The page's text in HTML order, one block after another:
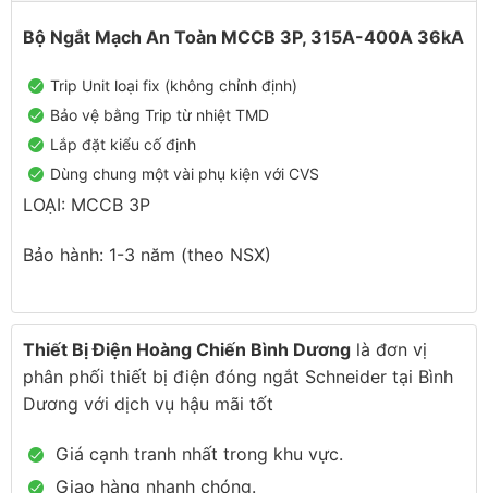
Bộ Ngắt Mạch An Toàn MCCB 3P, 315A-400A 36kA
Trip Unit loại fix (không chỉnh định)
Bảo vệ bằng Trip từ nhiệt TMD
Lắp đặt kiểu cố định
Dùng chung một vài phụ kiện với CVS
LOẠI: MCCB 3P
Bảo hành: 1-3 năm (theo NSX)
Thiết Bị Điện Hoàng Chiến Bình Dương là đơn vị
phân phối thiết bị điện đóng ngắt Schneider tại Bình
Dương với dịch vụ hậu mãi tốt
Giá cạnh tranh nhất trong khu vực.
Giao hàng nhanh chóng.